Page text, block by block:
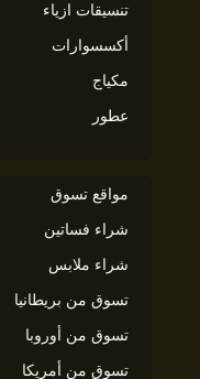
تنسيقات ازياء
أكسسوارات
مكياج
عطور
مواقع تسوق
شراء فساتين
شراء ملابس
تسوق من بريطانيا
تسوق من أوروبا
تسوق من أمريكا